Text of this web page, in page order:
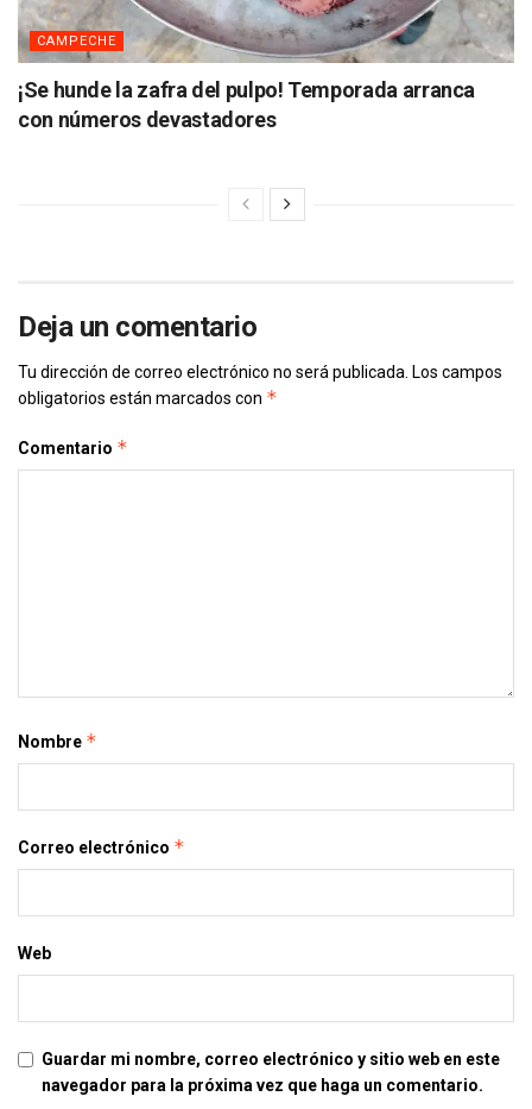
CAMPECHE
¡Se hunde la zafra del pulpo! Temporada arranca
con números devastadores
Deja un comentario
Tu dirección de correo electrónico no será publicada. Los campos
obligatorios están marcados con *
Comentario *
Nombre *
Correo electrónico *
Web
Guardar mi nombre, correo electrónico y sitio web en este
navegador para la próxima vez que haga un comentario.